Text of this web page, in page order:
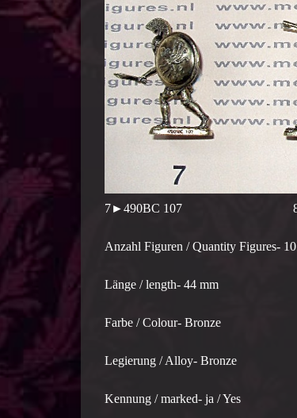
7►490BC 107
Anzahl Figuren / Quantity Figures- 10
Länge / length- 44 mm
Farbe / Colour- Bronze
Legierung / Alloy- Bronze
Kennung / marked- ja / Yes